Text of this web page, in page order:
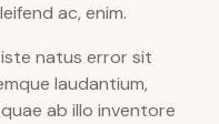
ac, enim.
natus error sit
laudantium,
ab illo inventore